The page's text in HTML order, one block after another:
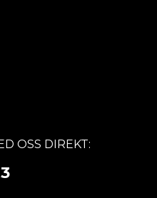
OSS DIREKT: